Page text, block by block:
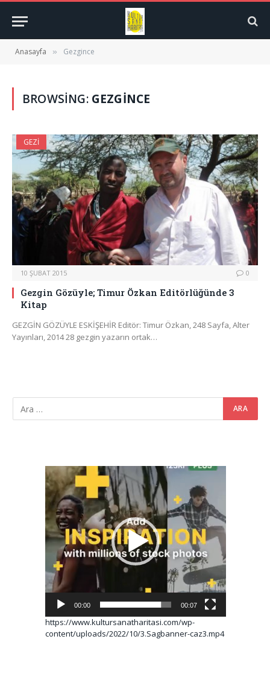
Anasayfa » Gezgince
BROWSING: GEZGINCE
GEZI
10 ŞUBAT 2015 0
Gezgin Gözüyle; Timur Özkan Editörlüğünde 3
Kitap
GEZGİN GÖZÜYLE ESKİŞEHİR Editör: Timur Özkan, 248 Sayfa, Alter
Yayınları, 2014 28 gezgin yazarın ortak…
Video
oynatıcı
00:00 00:07
https://www.kultursanatharitasi.com/wp-
content/uploads/2022/10/3.Sagbanner-caz3.mp4